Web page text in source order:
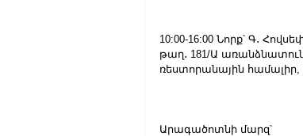
10:00-16:00 Նորք՝ Գ․
թաղ․ 181/Ա
ռեստորանային համալիր,
Արագածոտնի մարզ՝